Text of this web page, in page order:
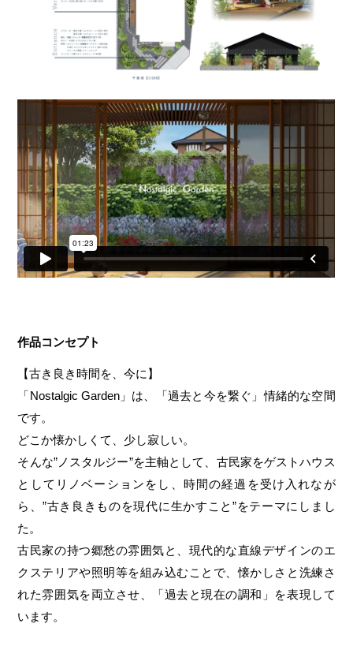
作品コンセプト
【古き良き時間を、今に】
「Nostalgic Garden」は、「過去と今を繋ぐ」情緒的な空間
です。
どこか懐かしくて、少し寂しい。
そんな”ノスタルジー”を主軸として、古民家をゲストハウス
としてリノベーションをし、時間の経過を受け入れなが
ら、”古き良きものを現代に生かすこと”をテーマにしまし
た。
古民家の持つ郷愁の雰囲気と、現代的な直線デザインのエ
クステリアや照明等を組み込むことで、懐かしさと洗練さ
れた雰囲気を両立させ、「過去と現在の調和」を表現して
います。